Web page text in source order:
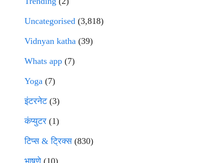
Uncategorised (3,818)
Vidnyan katha (39)
Whats app (7)
Yoga (7)
इंटरनेट(3)
कंप्युटर (1)
टिप्स & ट्रिक्स(830)